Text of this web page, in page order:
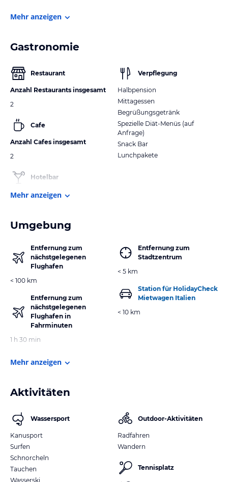
Mehr anzeigen
Gastronomie
Restaurant
Anzahl Restaurants insgesamt
2
Cafe
Anzahl Cafes insgesamt
2
Hotelbar
Verpflegung
Halbpension
Mittagessen
Begrüßungsgetränk
Spezielle Diät-Menüs (auf
Anfrage)
Snack Bar
Lunchpakete
Mehr anzeigen
Umgebung
Entfernung zum
nächstgelegenen
Flughafen
< 100 km
Entfernung zum
nächstgelegenen
Flughafen in
Fahrminuten
1 h 30 min
Entfernung zum
Stadtzentrum
< 5 km
Station für HolidayCheck
Mietwagen Italien
< 10 km
Mehr anzeigen
Aktivitäten
Wassersport
Kanusport
Surfen
Schnorcheln
Tauchen
Wasserski
Outdoor-Aktivitäten
Radfahren
Wandern
Tennisplatz